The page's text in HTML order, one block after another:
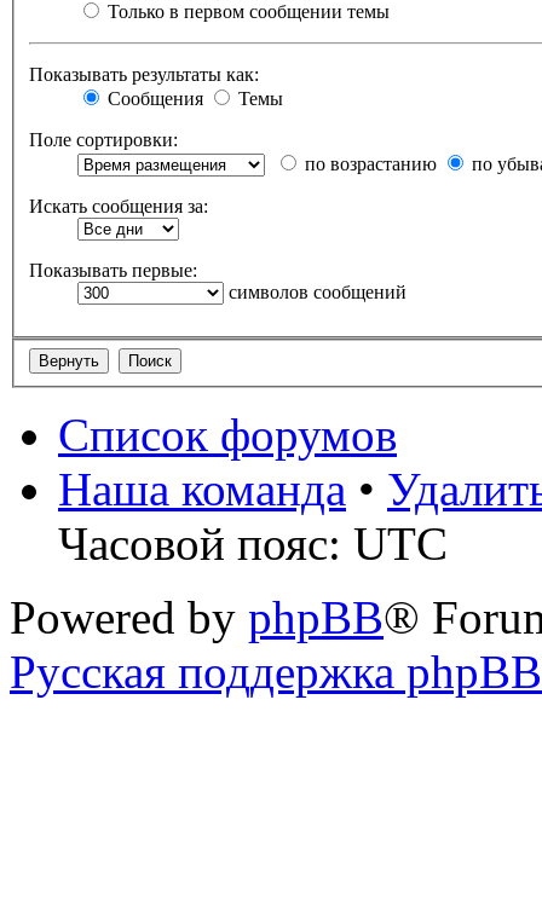
Только в первом сообщении темы
Показывать результаты как:
Сообщения
Темы
Поле сортировки:
по возрастанию
по
Искать сообщения за:
Показывать первые:
символов сообщений
Список форумов
Наша команда •
Часовой пояс: UTC
Powered by phpBB®
Русская поддержка phpBB